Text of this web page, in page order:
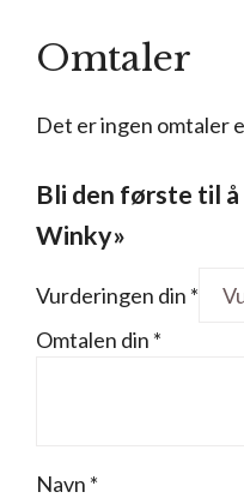
Omtaler
Det er ingen omtaler
Bli den første til
Winky»
Vurderingen din *
Omtalen din *
Navn *